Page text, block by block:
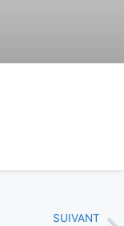
SUIVANT